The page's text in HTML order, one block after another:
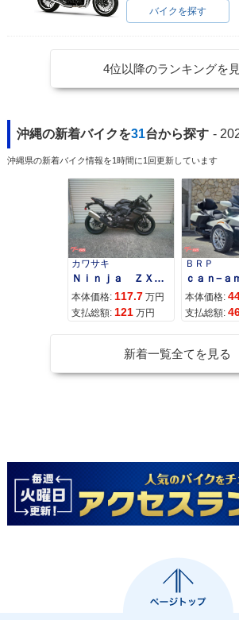
バイクを探す
4位以降のランキングを
沖縄の新着バイクを31台から探す -
沖縄県の新着バイク情報を1時間に1回更新しています
カワサキ
Ｎｉｎｊａ ＺＸ−４Ｒ ＳＥ
本体価格: 117.7 万円
支払総額: 121 万円
ＢＲＰ
本体価格:
支払総額:
新着一覧全てを見る